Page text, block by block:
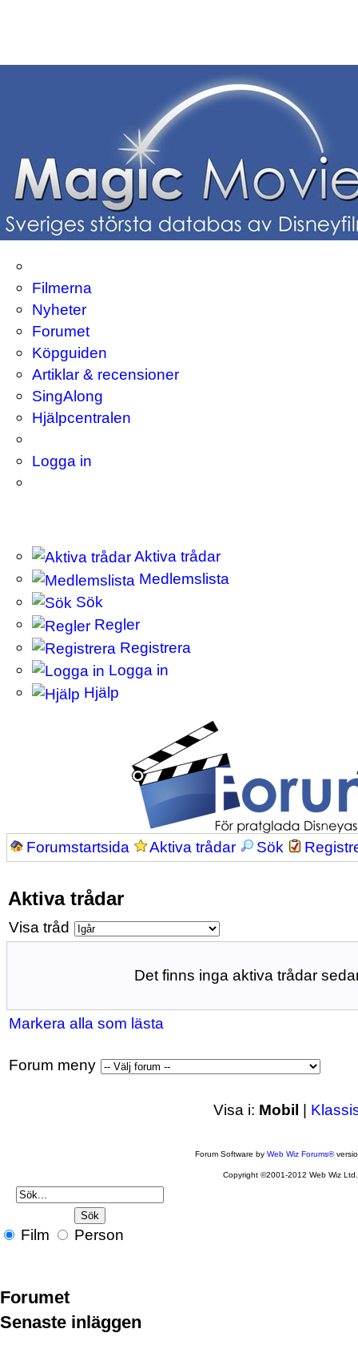
Filmerna
Nyheter
Forumet
Köpguiden
Artiklar & recensioner
SingAlong
Hjälpcentralen
Logga in
Aktiva trådar
Medlemslista
Sök
Regler
Registrera
Logga in
Hjälp
Forumstartsida Aktiva trådar Sök
Aktiva trådar
Visa tråd
Det finns inga aktiva trådar
Markera alla som lästa
Forum meny
Visa i: Mobil |
Forum Software byWeb Wiz Forums®
Copyright ©2001-2012 Web Wiz Ltd.
Film Person
Forumet
Senaste inläggen